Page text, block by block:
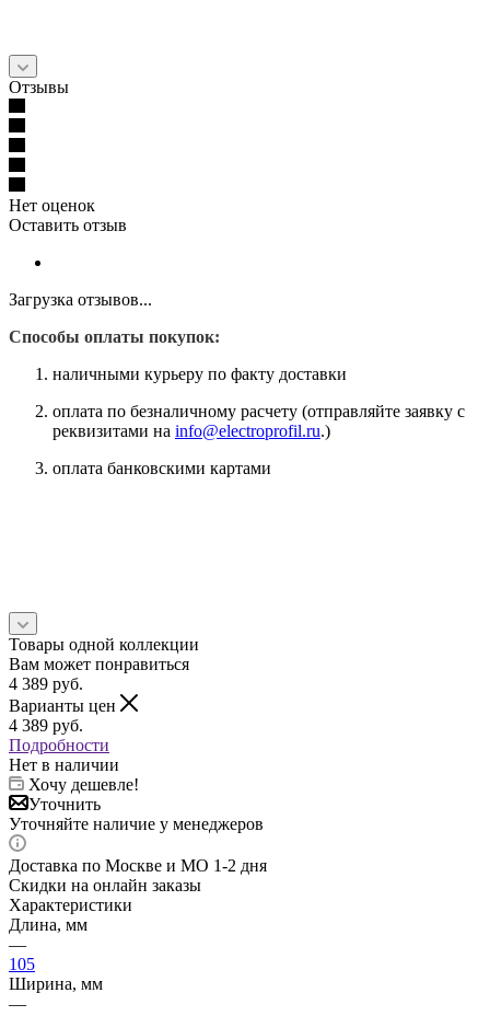
Отзывы
Нет оценок
Оставить отзыв
Загрузка отзывов...
Способы оплаты покупок:
наличными курьеру по факту доставки
оплата по безналичному расчету (отправляйте заявку с
реквизитами на info@electroprofil.ru.)
оплата банковскими картами
Товары одной коллекции
Вам может понравиться
4 389 руб.
Варианты цен
4 389 руб.
Подробности
Нет в наличии
Хочу дешевле!
Уточнить
Уточняйте наличие у менеджеров
Доставка по Москве и МО 1-2 дня
Скидки на онлайн заказы
Характеристики
Длина, мм
—
105
Ширина, мм
—